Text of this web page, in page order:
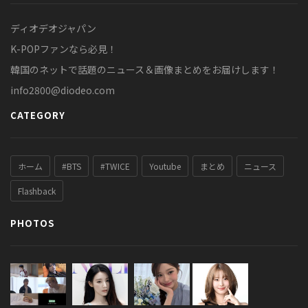
ディオデオジャパン
K-POPファンなら必見！
韓国のネットで話題のニュース＆画像まとめをお届けします！
info2800@diodeo.com
CATEGORY
ホーム #BTS #TWICE Youtube まとめ ニュース
Flashback
PHOTOS